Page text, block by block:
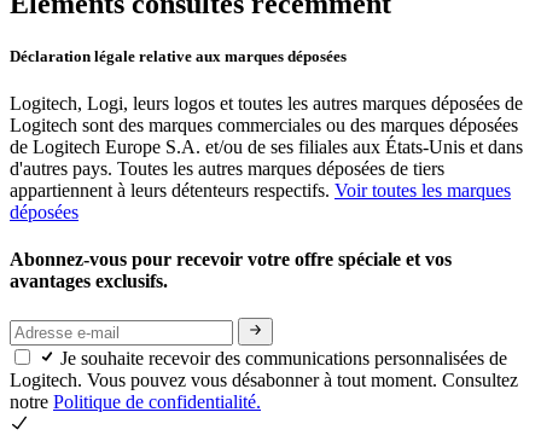
Déclaration légale relative aux marques déposées
Logitech, Logi, leurs logos et toutes les autres marques déposées de
Logitech sont des marques commerciales ou des marques déposées
de Logitech Europe S.A. et/ou de ses filiales aux États-Unis et dans
d'autres pays. Toutes les autres marques déposées de tiers
appartiennent à leurs détenteurs respectifs. Voir toutes les marques
déposées
Abonnez-vous pour recevoir votre offre spéciale et vos
avantages exclusifs.
Je souhaite recevoir des communications personnalisées de
Logitech. Vous pouvez vous désabonner à tout moment. Consultez
notre Politique de confidentialité.